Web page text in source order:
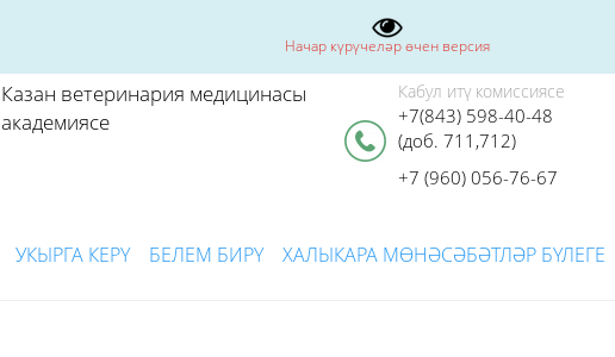
Начар күрүчеләр өчен версия
Казан ветеринария медицинасы
академиясе
Кабул итү комиссиясе
+7(843) 598-40-48
(доб. 711,712)
+7 (960) 056-76-67
УКЫРГА КЕРҮ БЕЛЕМ БИРҮ ХАЛЫКАРА МӨНӘСӘБӘТЛӘР БҮЛЕГЕ